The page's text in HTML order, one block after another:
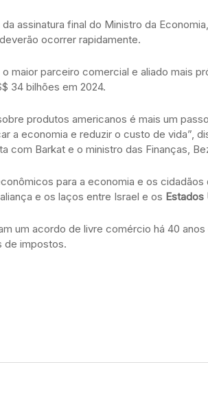
assinatura final do Ministro da
ocorrer rapidamente.
maior parceiro comercial e aliado mais
34 bilhões em 2024.
produtos americanos é mais um
a economia e reduzir o custo de vida”,
com Barkat e o ministro das Finanças,
para a economia e os cidadãos
e os laços entre Israel e os Estados
um acordo de livre comércio há 40
de impostos.